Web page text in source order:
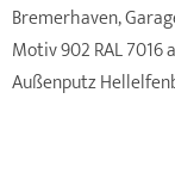
Bremerhaven,
Motiv 902 RAL
Außenputz